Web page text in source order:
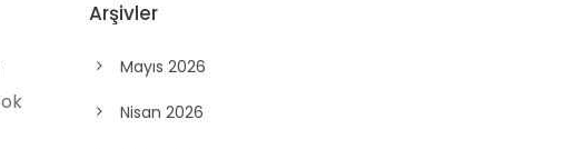
Arşivler
Mayıs 2026
Nisan 2026